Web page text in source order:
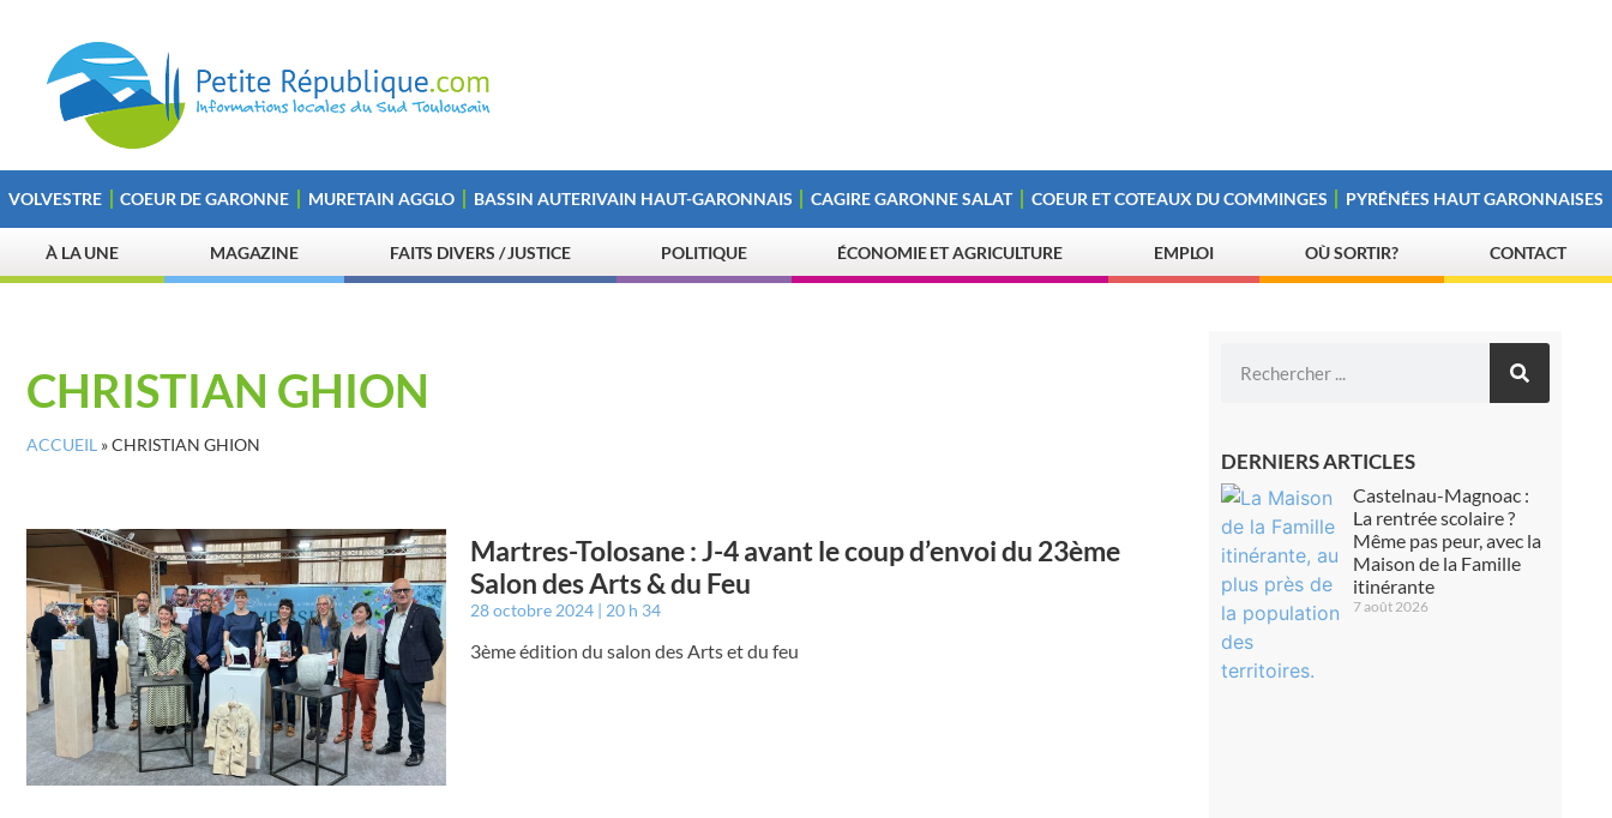
VOLVESTRE COEUR DE GARONNE MURETAIN AGGLO BASSIN AUTERIVAIN HAUT-GARONNAIS CAGIRE GARONNE SALAT COEUR ET COTEAUX DU COMMINGES PYRÉNÉES HAUT GARONNAISES
À LA UNE MAGAZINE FAITS DIVERS / JUSTICE POLITIQUE ÉCONOMIE ET AGRICULTURE EMPLOI OÙ SORTIR? CONTACT
CHRISTIAN GHION
ACCUEIL »CHRISTIAN GHION
Martres-Tolosane : J-4 avant le coup d’envoi du 23ème
Salon des Arts & du Feu
28 octobre 2024 20 h 34
3ème édition du salon des Arts et du feu
DERNIERS ARTICLES
Castelnau-Magnoac :
La rentrée scolaire ?
Même pas peur, avec la
Maison de la Famille
itinérante
7 août 2026